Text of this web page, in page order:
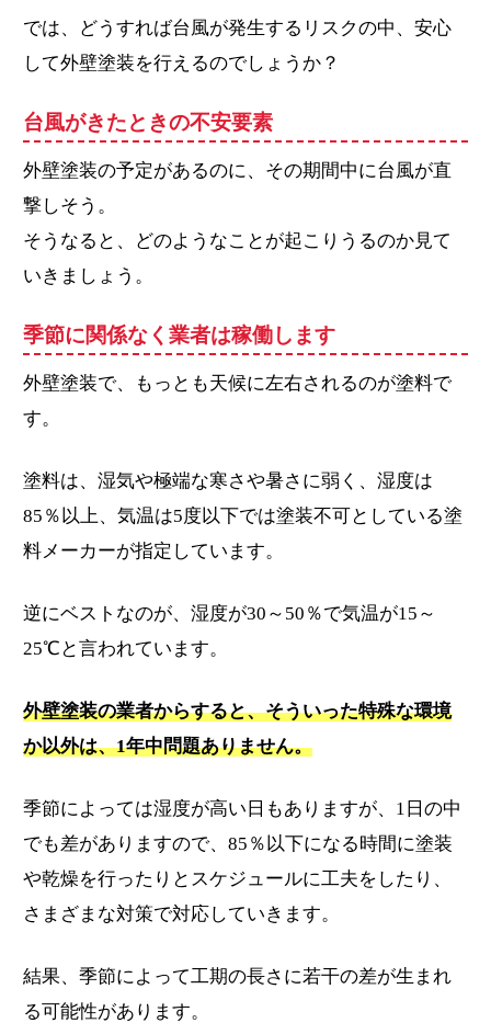
では、どうすれば台風が発生するリスクの中、安心
して外壁塗装を行えるのでしょうか？
台風がきたときの不安要素
外壁塗装の予定があるのに、その期間中に台風が直
撃しそう。
そうなると、どのようなことが起こりうるのか見て
いきましょう。
季節に関係なく業者は稼働します
外壁塗装で、もっとも天候に左右されるのが塗料で
す。
塗料は、湿気や極端な寒さや暑さに弱く、湿度は
85％以上、気温は5度以下では塗装不可としている塗
料メーカーが指定しています。
逆にベストなのが、湿度が30～50％で気温が15～
25℃と言われています。
外壁塗装の業者からすると、そういった特殊な環境
か以外は、1年中問題ありません。
季節によっては湿度が高い日もありますが、1日の中
でも差がありますので、85％以下になる時間に塗装
や乾燥を行ったりとスケジュールに工夫をしたり、
さまざまな対策で対応していきます。
結果、季節によって工期の長さに若干の差が生まれ
る可能性があります。